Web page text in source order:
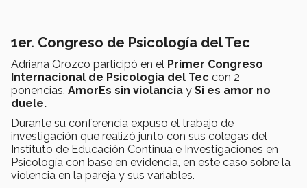
1er. Congreso de Psicología del Tec
Adriana Orozco participó en el Primer Congreso
Internacional de Psicología del Tec con 2
ponencias, AmorEs sin violancia y Si es amor no
duele.
Durante su conferencia expuso el trabajo de
investigación que realizó junto con sus colegas del
Instituto de Educación Continua e Investigaciones en
Psicología con base en evidencia, en este caso sobre la
violencia en la pareja y sus variables.